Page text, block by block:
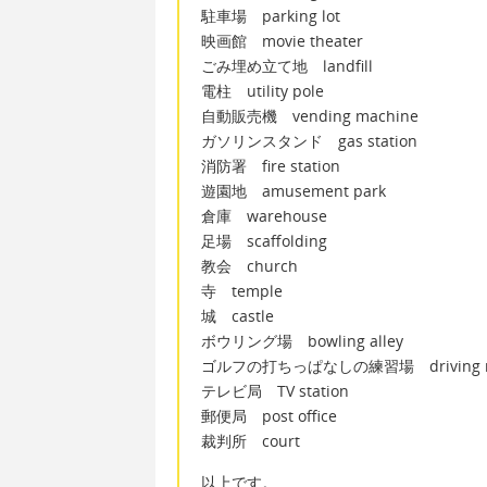
駐車場 parking lot
映画館 movie theater
ごみ埋め立て地 landfill
電柱 utility pole
自動販売機 vending machine
ガソリンスタンド gas station
消防署 fire station
遊園地 amusement park
倉庫 warehouse
足場 scaffolding
教会 church
寺 temple
城 castle
ボウリング場 bowling alley
ゴルフの打ちっぱなしの練習場 driving
テレビ局 TV station
郵便局 post office
裁判所 court
以上です。